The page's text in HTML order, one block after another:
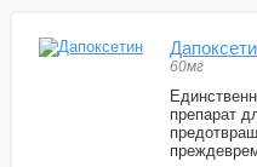
60мг
препарат